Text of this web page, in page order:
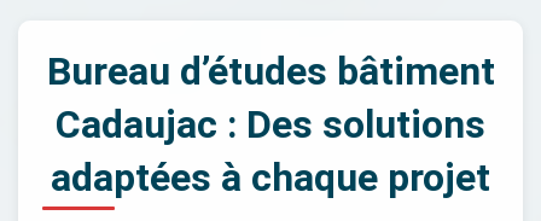
Bureau d’études bâtiment
Cadaujac : Des solutions
adaptées à chaque projet